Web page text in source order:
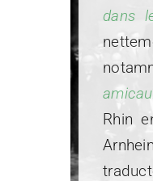
dans
Rhin